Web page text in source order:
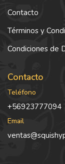
Contacto
Términos y
Condiciones de
Contacto
Teléfono
+56923777094
Email